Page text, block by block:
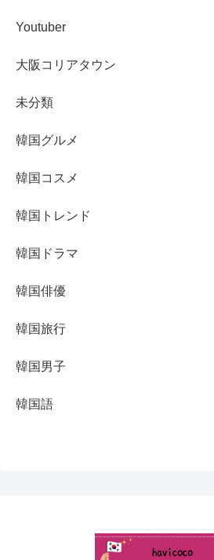
Youtuber
大阪コリアタウン
未分類
韓国グルメ
韓国コスメ
韓国トレンド
韓国ドラマ
韓国俳優
韓国旅行
韓国男子
韓国語